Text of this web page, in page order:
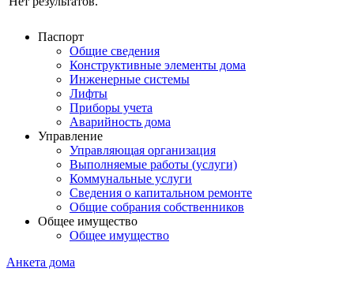
Паспорт
Общие сведения
Конструктивные элементы дома
Инженерные системы
Лифты
Приборы учета
Аварийность дома
Управление
Управляющая организация
Выполняемые работы (услуги)
Коммунальные услуги
Сведения о капитальном ремонте
Общие собрания собственников
Общее имущество
Общее имущество
Анкета дома